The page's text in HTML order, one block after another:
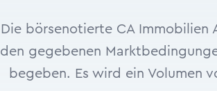
Die börsenotierte CA
den gegebenen
begeben. Es wird ein Volumen